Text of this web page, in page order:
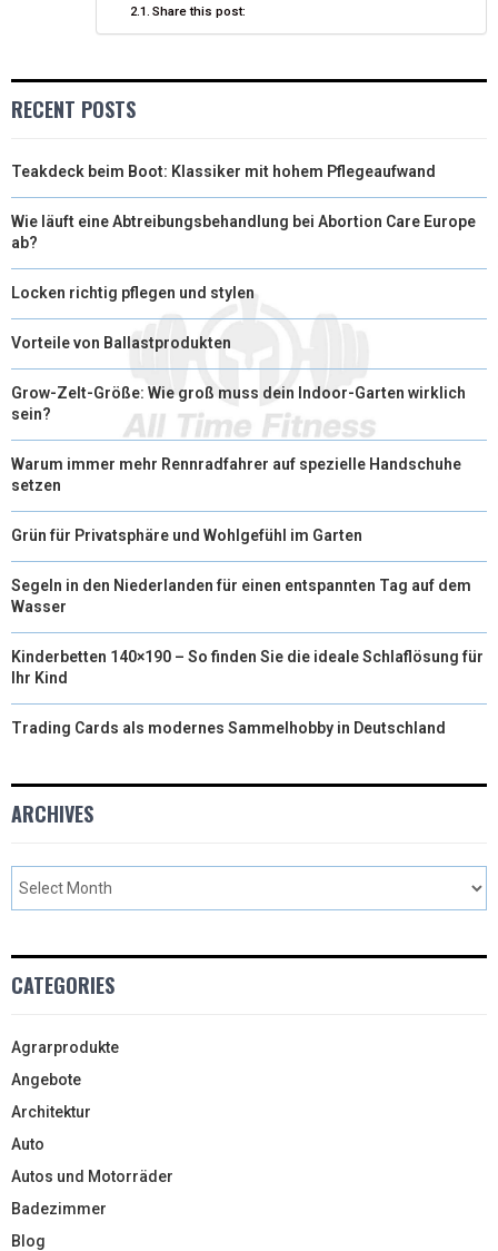
Share this post:
RECENT POSTS
Teakdeck beim Boot: Klassiker mit hohem Pflegeaufwand
Wie läuft eine Abtreibungsbehandlung bei Abortion Care Europe
ab?
Locken richtig pflegen und stylen
Vorteile von Ballastprodukten
Grow-Zelt-Größe: Wie groß muss dein Indoor-Garten wirklich
sein?
Warum immer mehr Rennradfahrer auf spezielle Handschuhe
setzen
Grün für Privatsphäre und Wohlgefühl im Garten
Segeln in den Niederlanden für einen entspannten Tag auf dem
Wasser
Kinderbetten 140×190 – So finden Sie die ideale Schlaflösung für
Ihr Kind
Trading Cards als modernes Sammelhobby in Deutschland
ARCHIVES
CATEGORIES
Agrarprodukte
Angebote
Architektur
Auto
Autos und Motorräder
Badezimmer
Blog